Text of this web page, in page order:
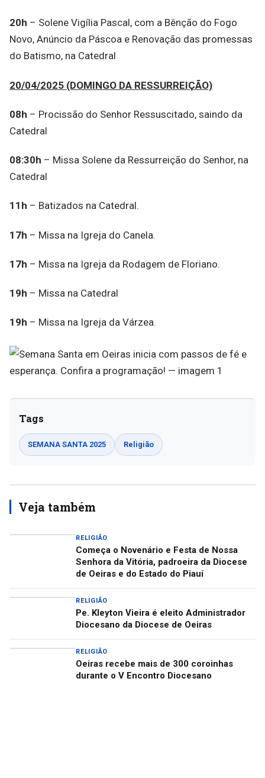
20h – Solene Vigília Pascal, com a Bênção do Fogo
Novo, Anúncio da Páscoa e Renovação das promessas
do Batismo, na Catedral
20/04/2025 (DOMINGO DA RESSURREIÇÃO)
08h – Procissão do Senhor Ressuscitado, saindo da
Catedral
08:30h – Missa Solene da Ressurreição do Senhor, na
Catedral
11h – Batizados na Catedral.
17h – Missa na Igreja do Canela.
17h – Missa na Igreja da Rodagem de Floriano.
19h – Missa na Catedral
19h – Missa na Igreja da Várzea.
Tags
SEMANA SANTA 2025 Religião
Veja também
RELIGIÃO
Começa o Novenário e Festa de Nossa
Senhora da Vitória, padroeira da Diocese
de Oeiras e do Estado do Piauí
RELIGIÃO
Pe. Kleyton Vieira é eleito Administrador
Diocesano da Diocese de Oeiras
RELIGIÃO
Oeiras recebe mais de 300 coroinhas
durante o V Encontro Diocesano